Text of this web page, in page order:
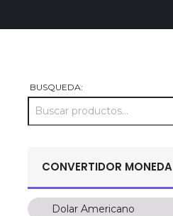
BUSQUEDA:
CONVERTIDOR MONEDA
Dolar Americano
Dolar Americano